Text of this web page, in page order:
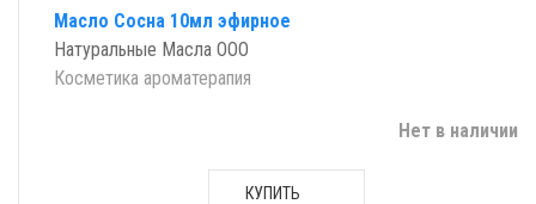
Масло Сосна 10мл эфирное
Натуральные Масла ООО
Косметика ароматерапия
Нет в наличии
КУПИТЬ